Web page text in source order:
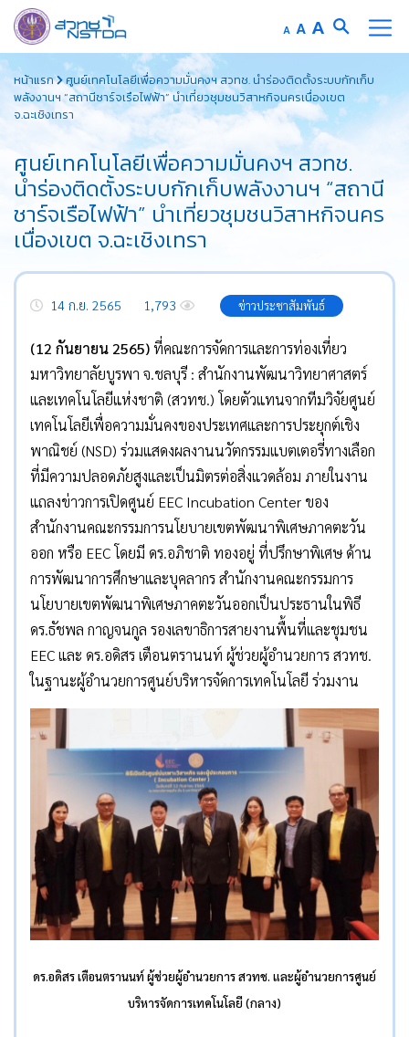
to
content
A Decrease
font
size.
AReset
font
size.
A Increase
font
size.
หน้าแรก
ศูนย์เทคโนโลยีเพื่อความมั่นคงฯ สวทช. นำร่องติดตั้งระบบกักเก็บ
พลังงานฯ “สถานีชาร์จเรือไฟฟ้า” นำเที่ยวชุมชนวิสาหกิจนครเนื่องเขต
จ.ฉะเชิงเทรา
ศูนย์เทคโนโลยีเพื่อความมั่นคงฯ สวทช.
นำร่องติดตั้งระบบกักเก็บพลังงานฯ “สถานี
ชาร์จเรือไฟฟ้า” นำเที่ยวชุมชนวิสาหกิจนคร
เนื่องเขต จ.ฉะเชิงเทรา
14 ก.ย. 2565 1,793 ข่าวประชาสัมพันธ์
(12 กันยายน 2565)ที่คณะการจัดการและการท่องเที่ยว
มหาวิทยาลัยบูรพา จ.ชลบุรี : สำนักงานพัฒนาวิทยาศาสตร์
และเทคโนโลยีแห่งชาติ (สวทช.) โดยตัวแทนจากทีมวิจัยศูนย์
เทคโนโลยีเพื่อความมั่นคงของประเทศและการประยุกต์เชิง
พาณิชย์ (NSD) ร่วมแสดงผลงานนวัตกรรมแบตเตอรี่ทางเลือก
ที่มีความปลอดภัยสูงและเป็นมิตรต่อสิ่งแวดล้อม ภายในงาน
แถลงข่าวการเปิดศูนย์ EEC Incubation Center ของ
สำนักงานคณะกรรมการนโยบายเขตพัฒนาพิเศษภาคตะวัน
ออก หรือ EEC โดยมี ดร.อภิชาติ ทองอยู่ ที่ปรึกษาพิเศษ ด้าน
การพัฒนาการศึกษาและบุคลากร สำนักงานคณะกรรมการ
นโยบายเขตพัฒนาพิเศษภาคตะวันออกเป็นประธานในพิธี
ดร.ธัชพล กาญจนกูล รองเลขาธิการสายงานพื้นที่และชุมชน
EEC และ ดร.อดิสร เตือนตรานนท์ ผู้ช่วยผู้อำนวยการ สวทช.
ในฐานะผู้อำนวยการศูนย์บริหารจัดการเทคโนโลยี ร่วมงาน
ดร.อดิสร เตือนตรานนท์ ผู้ช่วยผู้อำนวยการ สวทช. และผู้อำนวยการศูนย์
บริหารจัดการเทคโนโลยี (กลาง)